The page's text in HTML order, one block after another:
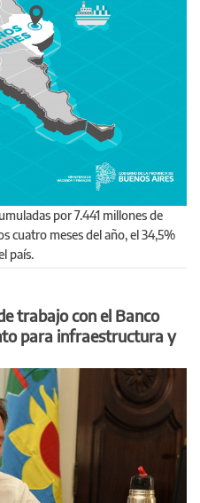
cuatro meses del año, el 34,5%
país.
trabajo con el Banco
para infraestructura y